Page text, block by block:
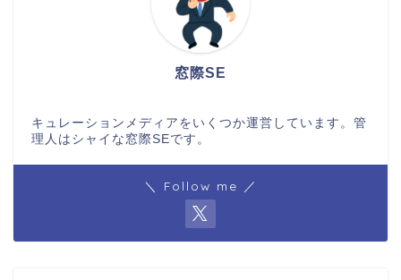
窓際SE
キュレーションメディアをいくつか運営しています。管
理人はシャイな窓際SEです。
＼ Follow me ／